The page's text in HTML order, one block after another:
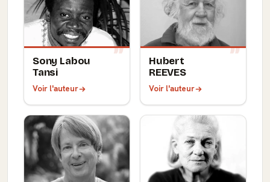
Sony Labou
Tansi
Voir l'auteur
Hubert
REEVES
Voir l'auteur